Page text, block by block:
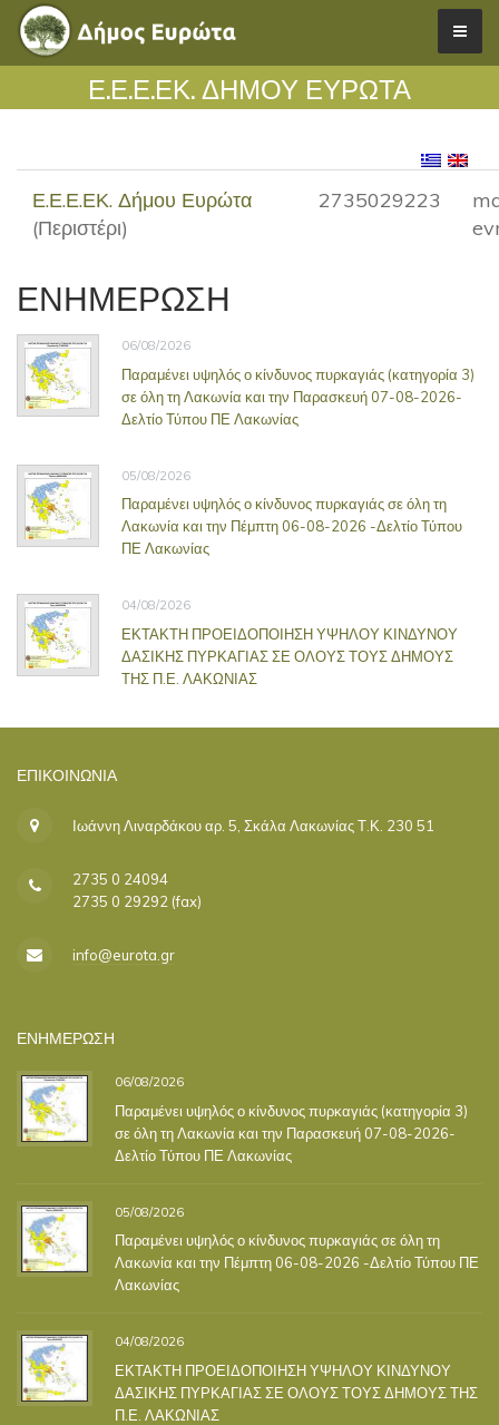
Ε.Ε.Ε.ΕΚ. ΔΉΜΟΥ ΕΥΡΏΤΑ
Ε.Ε.Ε.ΕΚ. Δήμου Ευρώτα
(Περιστέρι)
2735029223
ΕΝΗΜΕΡΩΣΗ
06/08/2026
Παραμένει υψηλός ο κίνδυνος πυρκαγιάς (κατηγορία 3)
σε όλη τη Λακωνία και την Παρασκευή 07-08-2026-
Δελτίο Τύπου ΠΕ Λακωνίας
05/08/2026
Παραμένει υψηλός ο κίνδυνος πυρκαγιάς σε όλη τη
Λακωνία και την Πέμπτη 06-08-2026 -Δελτίο Τύπου
ΠΕ Λακωνίας
04/08/2026
ΕΚΤΑΚΤΗ ΠΡΟΕΙΔΟΠΟΙΗΣΗ ΥΨΗΛΟΥ ΚΙΝΔΥΝΟΥ
ΔΑΣΙΚΗΣ ΠΥΡΚΑΓΙΑΣ ΣΕ ΟΛΟΥΣ ΤΟΥΣ ΔΗΜΟΥΣ
ΤΗΣ Π.Ε. ΛΑΚΩΝΙΑΣ
ΕΠΙΚΟΙΝΩΝΊΑ
Ιωάννη Λιναρδάκου αρ. 5, Σκάλα Λακωνίας Τ.Κ. 230 51
2735 0 24094
2735 0 29292 (fax)
info@eurota.gr
ΕΝΗΜΕΡΩΣΗ
06/08/2026
Παραμένει υψηλός ο κίνδυνος πυρκαγιάς (κατηγορία 3)
σε όλη τη Λακωνία και την Παρασκευή 07-08-2026-
Δελτίο Τύπου ΠΕ Λακωνίας
05/08/2026
Παραμένει υψηλός ο κίνδυνος πυρκαγιάς σε όλη τη
Λακωνία και την Πέμπτη 06-08-2026 -Δελτίο Τύπου ΠΕ
Λακωνίας
04/08/2026
ΕΚΤΑΚΤΗ ΠΡΟΕΙΔΟΠΟΙΗΣΗ ΥΨΗΛΟΥ ΚΙΝΔΥΝΟΥ
ΔΑΣΙΚΗΣ ΠΥΡΚΑΓΙΑΣ ΣΕ ΟΛΟΥΣ ΤΟΥΣ ΔΗΜΟΥΣ ΤΗΣ
Π.Ε. ΛΑΚΩΝΙΑΣ